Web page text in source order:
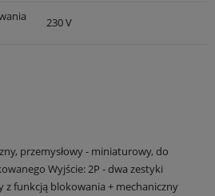
230 V
przemysłowy - miniaturowy, do
Wyjście: 2P - dwa zestyki
z funkcją blokowania + mechaniczny